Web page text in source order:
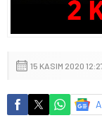
15 KASIM 2020